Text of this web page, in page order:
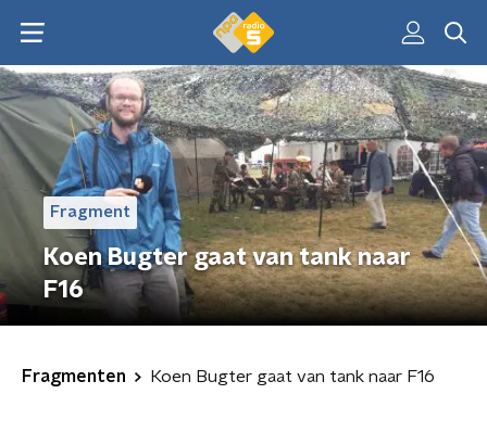
Fragment
Koen Bugter gaat van tank naar
F16
Fragmenten Koen Bugter gaat van tank naar F16